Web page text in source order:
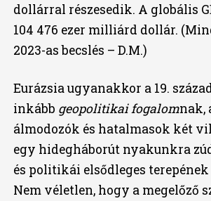
dollárral részesedik. A globális
104 476 ezer milliárd dollár.
2023-as becslés – D.M.)
Eurázsia ugyanakkor a 19.
inkább geopolitikai fogalomnak,
álmodozók és hatalmasok két
egy hidegháborút nyakunkra
és politikái elsődleges
Nem véletlen, hogy a megelőző